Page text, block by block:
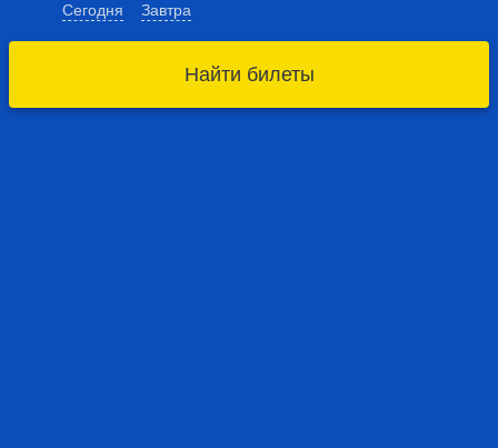
Сегодня Завтра
Найти билеты